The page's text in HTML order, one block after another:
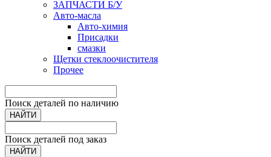
ЗАПЧАСТИ Б/У
Авто-масла
Авто-химия
Присадки
смазки
Щетки стеклоочистителя
Прочее
Поиск деталей по наличию
НАЙТИ
Поиск деталей под заказ
НАЙТИ